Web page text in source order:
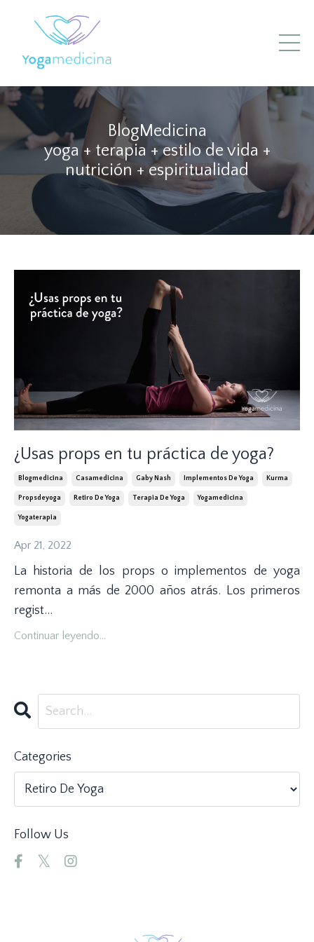
BlogMedicina
yoga + terapia + estilo de vida +
nutrición + espiritualidad
¿Usas props en tu práctica de yoga?
Blogmedicina Casamedicina Gaby Nash Implementos De Yoga Kurma
Propsdeyoga Retiro De Yoga Terapia De Yoga Yogamedicina
Yogaterapia
Apr 21, 2022
La historia de los props o implementos de yoga
remonta a más de 2000 años atrás. Los primeros
regist...
Continuar leyendo...
Categories
Follow Us